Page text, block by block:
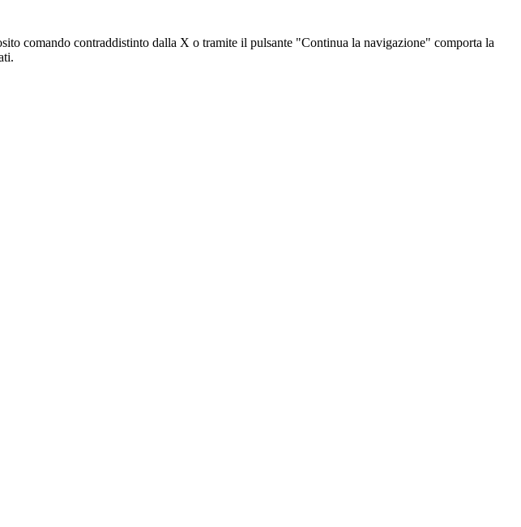
comando contraddistinto dalla X o tramite il pulsante "Continua la navigazione" comporta la